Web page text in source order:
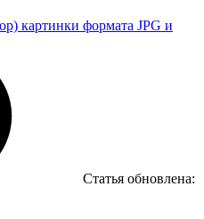
Статья обновлена: